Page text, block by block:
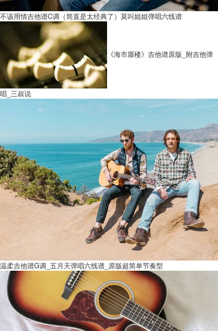
不该用情吉他谱C调（简直是太经典了）莫叫姐姐弹唱六线谱
《海市蜃楼》吉他谱原版_附吉他弹
唱_三叔说
温柔吉他谱G调_五月天弹唱六线谱_原版超简单节奏型